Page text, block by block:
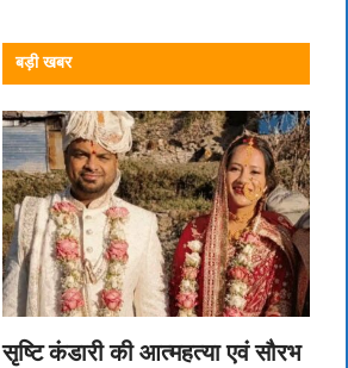
बड़ी खबर
सृष्टि कंडारी की आत्महत्या एवं सौरभ